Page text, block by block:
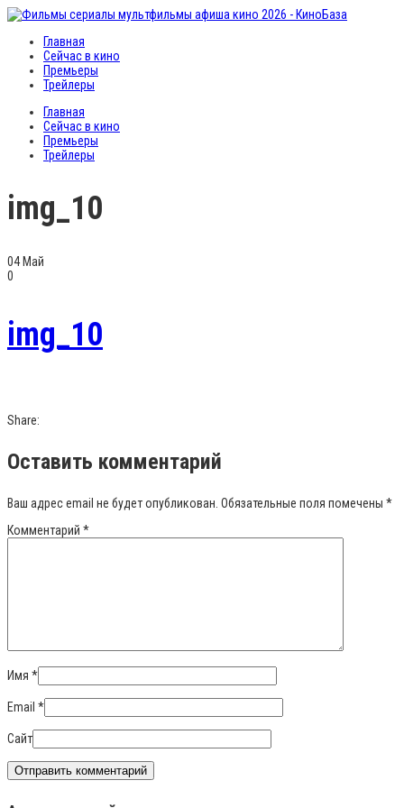
Главная
Сейчас в кино
Премьеры
Трейлеры
Главная
Сейчас в кино
Премьеры
Трейлеры
img_10
04 Май
0
img_10
Share:
Оставить комментарий
Ваш адрес email не будет опубликован. Обязательные поля помечены *
Комментарий *
Имя *
Email *
Сайт